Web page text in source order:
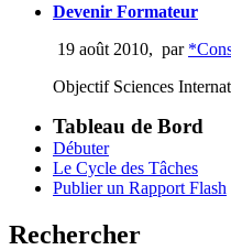
Devenir Formateur
19 août 2010, par
Objectif Sciences
Tableau de Bord
Débuter
Le Cycle des Tâches
Publier un Rapport Flash
Rechercher